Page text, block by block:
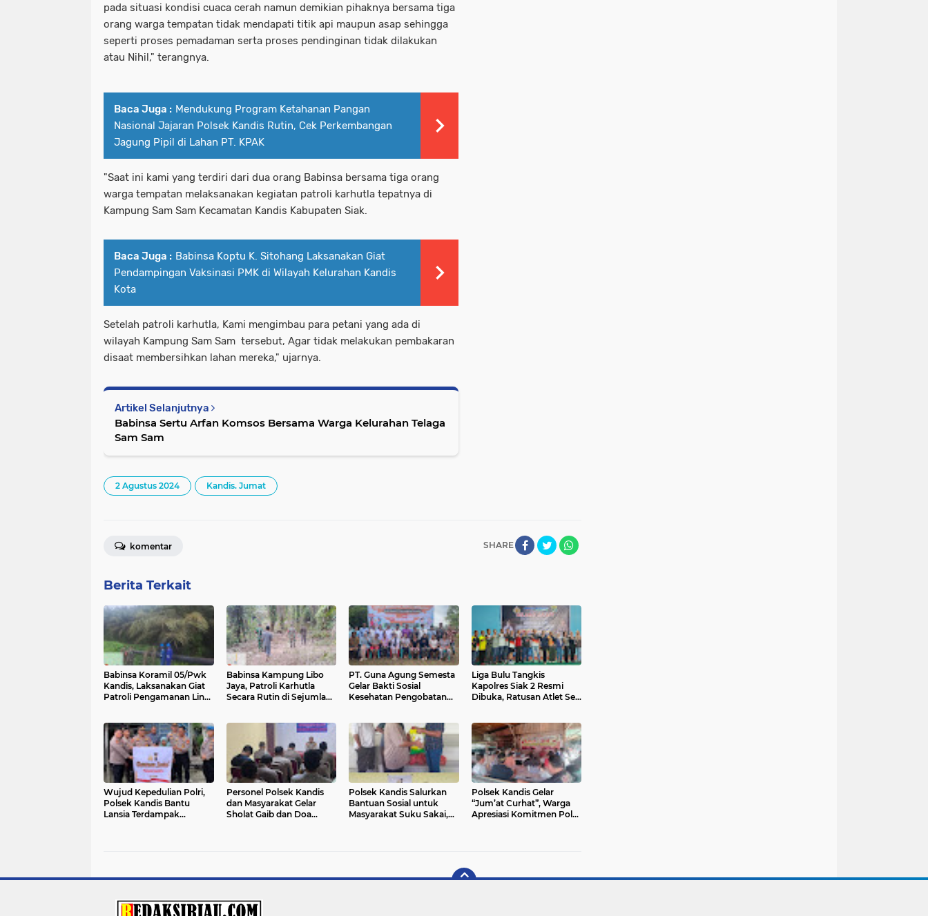
pada situasi kondisi cuaca cerah namun demikian pihaknya bersama tiga
orang warga tempatan tidak mendapati titik api maupun asap sehingga
seperti proses pemadaman serta proses pendinginan tidak dilakukan
atau Nihil," terangnya.
Baca Juga : Mendukung Program Ketahanan Pangan
Nasional Jajaran Polsek Kandis Rutin, Cek Perkembangan
Jagung Pipil di Lahan PT. KPAK
"Saat ini kami yang terdiri dari dua orang Babinsa bersama tiga orang
warga tempatan melaksanakan kegiatan patroli karhutla tepatnya di
Kampung Sam Sam Kecamatan Kandis Kabupaten Siak.
Baca Juga : Babinsa Koptu K. Sitohang Laksanakan Giat
Pendampingan Vaksinasi PMK di Wilayah Kelurahan Kandis
Kota
Setelah patroli karhutla, Kami mengimbau para petani yang ada di
wilayah Kampung Sam Sam tersebut, Agar tidak melakukan pembakaran
disaat membersihkan lahan mereka," ujarnya.
Artikel Selanjutnya
Babinsa Sertu Arfan Komsos Bersama Warga Kelurahan Telaga
Sam Sam
2 Agustus 2024 Kandis. Jumat
SHARE
komentar
Berita Terkait
Babinsa Koramil 05/Pwk
Kandis, Laksanakan Giat
Patroli Pengamanan Line
Babinsa Kampung Libo
Jaya, Patroli Karhutla
Secara Rutin di Sejumlah
PT. Guna Agung Semesta
Gelar Bakti Sosial
Kesehatan Pengobatan
Liga Bulu Tangkis
Kapolres Siak 2 Resmi
Dibuka, Ratusan Atlet Se-
Wujud Kepedulian Polri,
Polsek Kandis Bantu
Lansia Terdampak
Personel Polsek Kandis
dan Masyarakat Gelar
Sholat Gaib dan Doa
Polsek Kandis Salurkan
Bantuan Sosial untuk
Masyarakat Suku Sakai,
Polsek Kandis Gelar
“Jum’at Curhat”, Warga
Apresiasi Komitmen Polri